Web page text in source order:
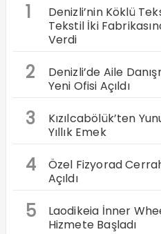
1
Denizli’nin Köklü
Tekstil İki
Verdi
2
Denizli’de Aile
Yeni Ofisi Açıldı
3
Kızılcabölük’ten
Yıllık Emek
4
Özel Fizyorad
Açıldı
5
Laodikeia İnner
Hizmete Başladı